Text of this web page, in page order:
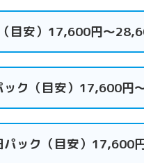
目安）17,600円〜
ック（目安）17,600円
パック（目安）17,600